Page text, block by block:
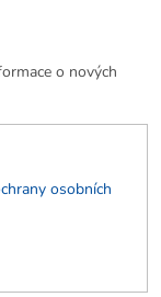
o nových
osobních